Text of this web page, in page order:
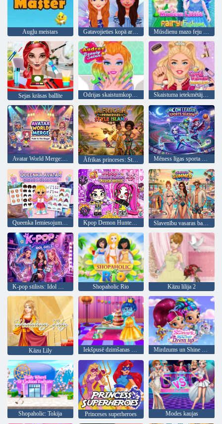
Augļu meistars Gatavojieties kopā ar mani: Fairy Fashion Fantasy Mūsdienu mazo feju modes
Sejas krāsas ballīte Odrijas skaistumkopšanas salons Skaistuma ietekmētāja kosmētikas padomi
Avatar World Merge: ceļš uz skatuvi! Āfrikas princeses: Stila sala Mēness līgas sporta sezona
Queenka Iemiesojums: Izveidojiet varoni Kpop Demon Hunters Avatar World Slavenību vasaras baseina ballīte
K-pop stilists: Idol Girls Shopaholic Rio Kāzu lilija 2
Kāzu Lily Iekšpusē dzimšanas dienas svinības Mirdzums un Shine saģērbt
Shopaholic: Tokija Princeses superheroes Modes kaujas